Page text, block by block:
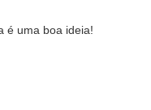
é uma boa ideia!